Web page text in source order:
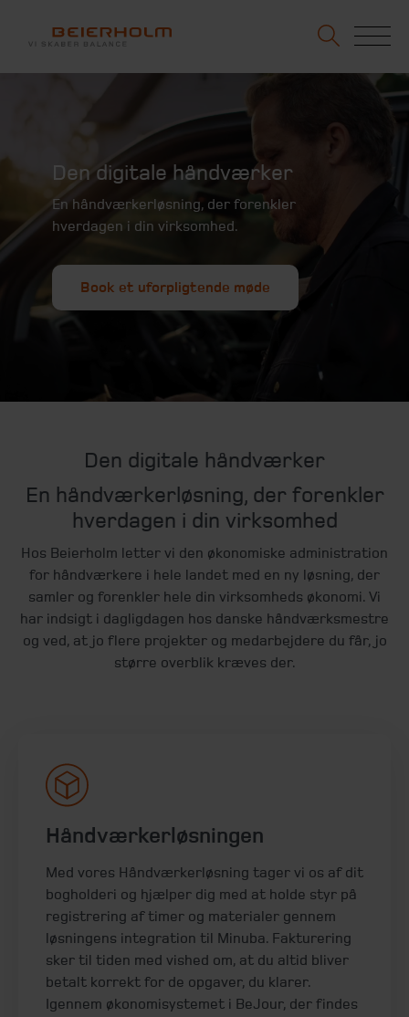
Den digitale håndværker
En håndværkerløsning, der forenkler
hverdagen i din virksomhed.
Book et uforpligtende møde
Den digitale håndværker
En håndværkerløsning, der forenkler
hverdagen i din virksomhed
Hos Beierholm letter vi den økonomiske administration
for håndværkere i hele landet med en ny løsning, der
samler og forenkler hele din virksomheds økonomi. Vi
har indsigt i dagligdagen hos danske håndværksmestre
og ved, at jo flere projekter og medarbejdere du får, jo
større overblik kræves der.
Håndværkerløsningen
Med vores Håndværkerløsning tager vi os af dit
bogholderi og hjælper dig med at holde styr på
registrering af timer og materialer gennem
løsningens integration til Minuba. Fakturering
sker til tiden med vished om, at du altid bliver
betalt korrekt for de opgaver, du klarer.
Igennem økonomisystemet i BeJour, der findes